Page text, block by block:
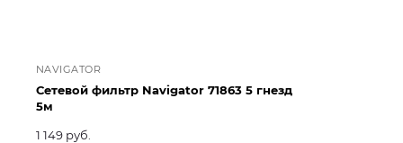
NAVIGATOR
Сетевой фильтр Navigator 71863 5 гнезд
5м
1 149 руб.